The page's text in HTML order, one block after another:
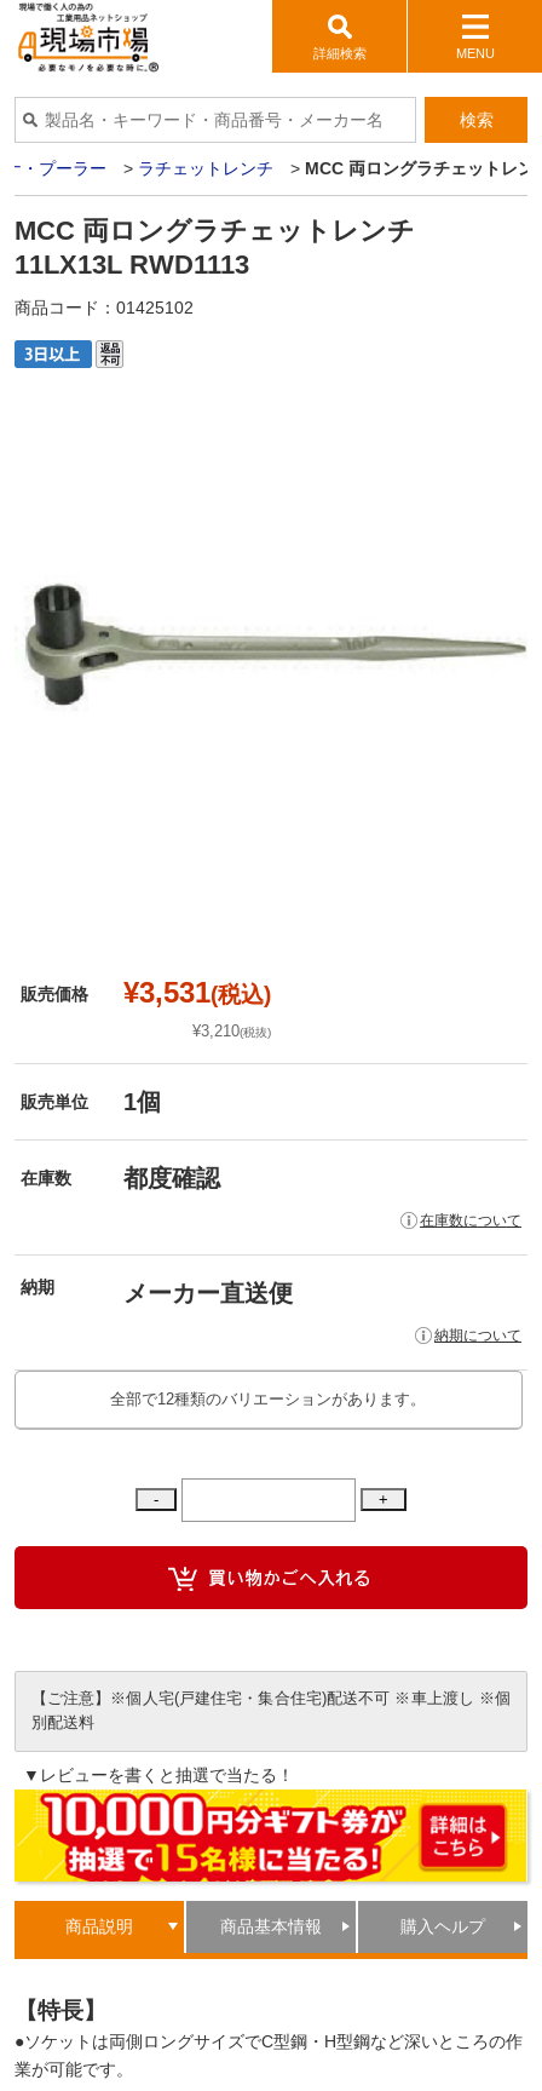
詳細検索 MENU
検索
・プーラー > ラチェットレンチ > MCC 両ロングラチェットレ
MCC 両ロングラチェットレンチ
11LX13L RWD1113
商品コード： 01425102
販売価格 ¥3,531(税込)
¥3,210(税抜)
販売単位 1個
在庫数 都度確認
在庫数について
納期 メーカー直送便
納期について
全部で12種類のバリエーションがあります。
【ご注意】※個人宅(戸建住宅・集合住宅)配送不可 ※車上渡し ※個
別配送料
▼レビューを書くと抽選で当たる！
商品説明 商品基本情報 購入ヘルプ
【特長】
●ソケットは両側ロングサイズでC型鋼・H型鋼など深いところの作
業が可能です。